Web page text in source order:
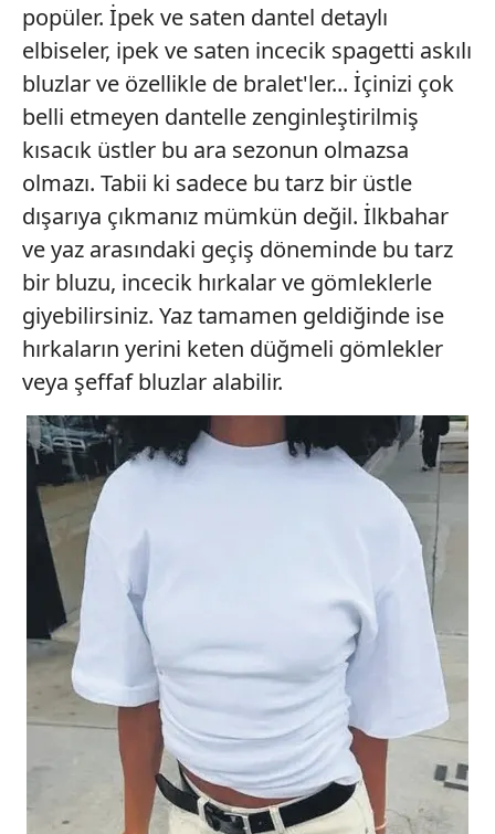
popüler. İpek ve saten dantel detaylı
elbiseler, ipek ve saten incecik spagetti askılı
bluzlar ve özellikle de bralet'ler... İçinizi çok
belli etmeyen dantelle zenginleştirilmiş
kısacık üstler bu ara sezonun olmazsa
olmazı. Tabii ki sadece bu tarz bir üstle
dışarıya çıkmanız mümkün değil. İlkbahar
ve yaz arasındaki geçiş döneminde bu tarz
bir bluzu, incecik hırkalar ve gömleklerle
giyebilirsiniz. Yaz tamamen geldiğinde ise
hırkaların yerini keten düğmeli gömlekler
veya şeffaf bluzlar alabilir.